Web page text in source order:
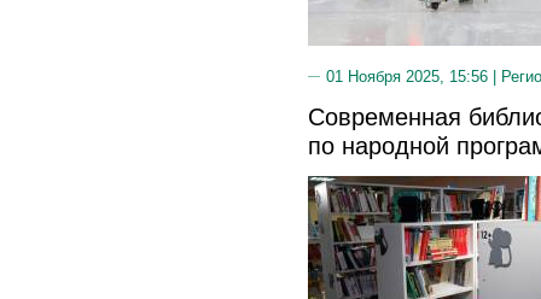
01 Ноября 2025, 15:56 |
Современная
по народной